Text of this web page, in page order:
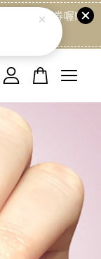
專屬折扣券喔!
的。